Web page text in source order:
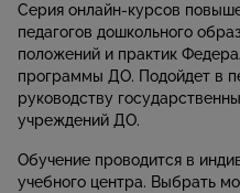
Серия онлайн-курсов
педагогов дошкольного
положений и практик
программы ДО. Подойдет в
руководству
учреждений ДО.
Обучение проводится в
учебного центра. Выбрать